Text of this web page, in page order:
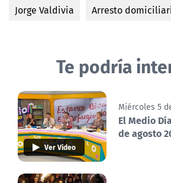
Jorge Valdivia Arresto
Te podría
Ver Video
Miércoles 5
El Medio
de agosto